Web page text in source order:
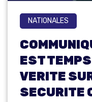
NATIONALES
EST
VERITE
SECURITE